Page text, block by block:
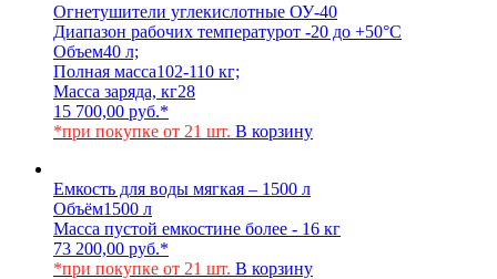
Огнетушители углекислотные ОУ-40
Диапазон рабочих температурот -20 до +50°C
Объем40 л;
Полная масса102-110 кг;
Масса заряда, кг28
15 700,00 руб.*
*при покупке от 21 шт. В корзину
Емкость для воды мягкая – 1500 л
Объём1500 л
Масса пустой емкостине более - 16 кг
73 200,00 руб.*
*при покупке от 21 шт. В корзину